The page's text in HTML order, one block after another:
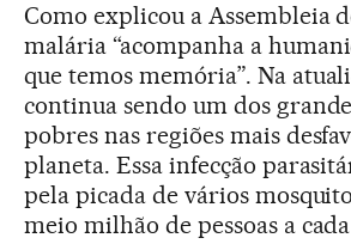
Como explicou a Assembleia
malária “acompanha a
que temos memória”. Na
continua sendo um dos
pobres nas regiões mais
planeta. Essa infecção
pela picada de vários
meio milhão de pessoas a